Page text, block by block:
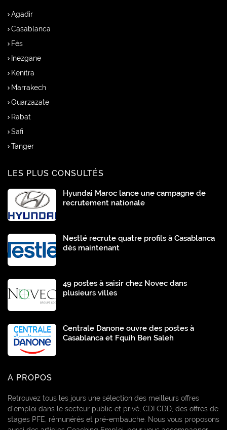
Agadir
Casablanca
Fès
Inezgane
Kenitra
Marrakech
Ouarzazate
Rabat
Safi
Tanger
LES PLUS CONSULTÉS
Hyundai Maroc lance une campagne de
recrutement nationale
Nestlé recrute quatre profils à Casablanca
dès maintenant
49 postes à saisir chez Novec dans
plusieurs villes
Centrale Danone ouvre des postes à
Casablanca et Fquih Ben Saleh
A PROPOS
Retrouvez tous les jours une sélection des meilleurs offres
d’emploi dans le secteur public et privé, CDI CDD, des offres de
stages PFE, rémunérés et pré-embauche. Nous vous proposons